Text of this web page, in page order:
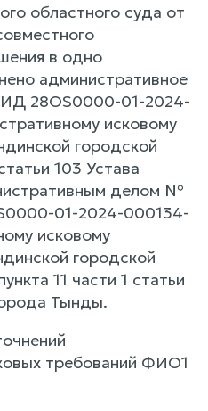
областного суда от
в одно
административное
28OS0000-01-2024-
исковому
городской
103 Устава
делом №
01-2024-000134-
исковому
городской
11 части 1 статьи
Тынды.
требований ФИО1